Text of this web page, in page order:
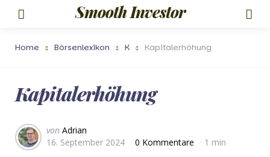
Smooth Investor Suche
Home Börsenlexikon K Kapitalerhöhung
Kapitalerhöhung
Geschrieben
von
von Adrian
16. September 2024
0 Kommentare 1 min